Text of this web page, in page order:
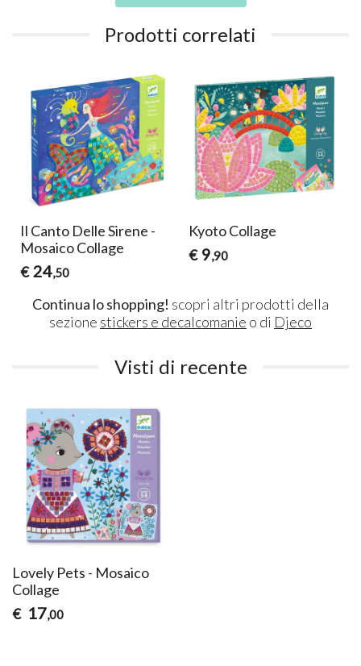
Prodotti correlati
Il Canto Delle Sirene -
Mosaico Collage
€ 24,50
Kyoto Collage
€ 9,90
Continua lo shopping! scopri altri prodotti della
sezione stickers e decalcomanie o di Djeco
Visti di recente
Lovely Pets - Mosaico
Collage
€ 17,00